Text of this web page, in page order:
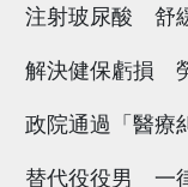
注射玻尿酸 舒
解決健保虧損
政院通過「醫療
替代役役男 一